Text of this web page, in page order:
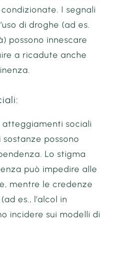
I segnali
di droghe (ad es.
possono innescare
a ricadute anche
atteggiamenti sociali
sostanze possono
Lo stigma
può impedire alle
mentre le credenze
es., l’alcol in
incidere sui modelli di